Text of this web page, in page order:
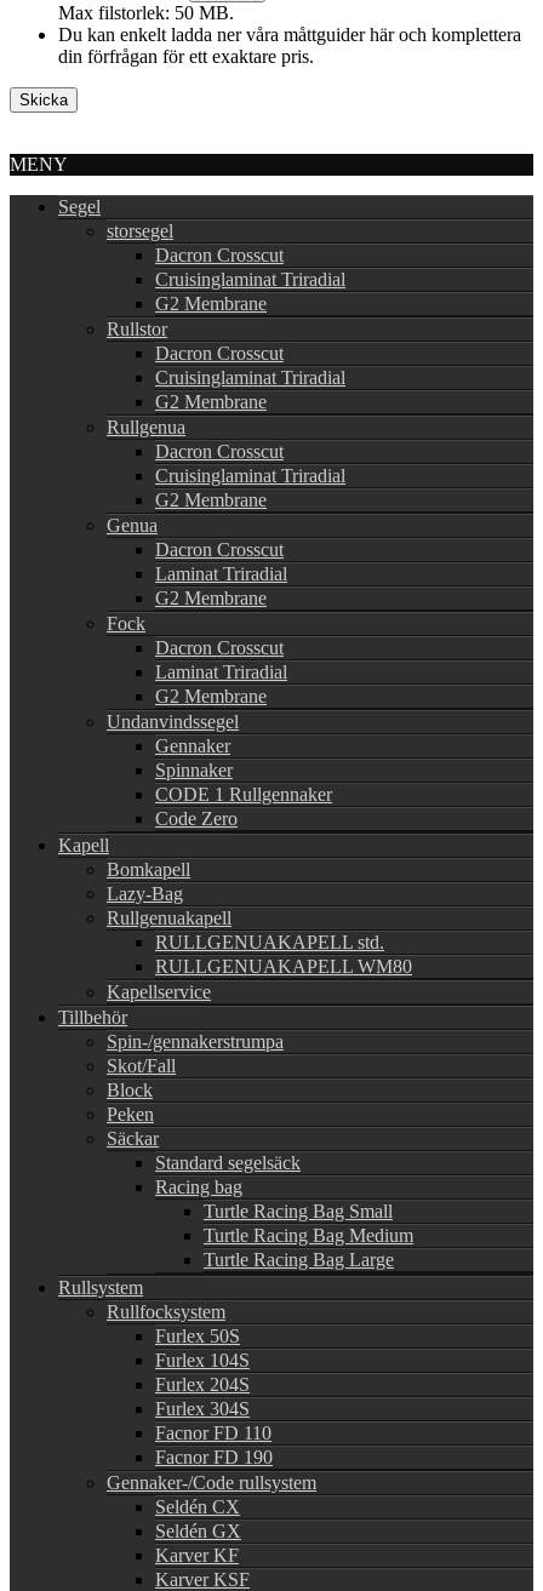
Max filstorlek: 50 MB.
Du kan enkelt ladda ner våra måttguider här och komplettera
din förfrågan för ett exaktare pris.
MENY
Segel
storsegel
Dacron Crosscut
Cruisinglaminat Triradial
G2 Membrane
Rullstor
Dacron Crosscut
Cruisinglaminat Triradial
G2 Membrane
Rullgenua
Dacron Crosscut
Cruisinglaminat Triradial
G2 Membrane
Genua
Dacron Crosscut
Laminat Triradial
G2 Membrane
Fock
Dacron Crosscut
Laminat Triradial
G2 Membrane
Undanvindssegel
Gennaker
Spinnaker
CODE 1 Rullgennaker
Code Zero
Kapell
Bomkapell
Lazy-Bag
Rullgenuakapell
RULLGENUAKAPELL std.
RULLGENUAKAPELL WM80
Kapellservice
Tillbehör
Spin-/gennakerstrumpa
Skot/Fall
Block
Peken
Säckar
Standard segelsäck
Racing bag
Turtle Racing Bag Small
Turtle Racing Bag Medium
Turtle Racing Bag Large
Rullsystem
Rullfocksystem
Furlex 50S
Furlex 104S
Furlex 204S
Furlex 304S
Facnor FD 110
Facnor FD 190
Gennaker-/Code rullsystem
Seldén CX
Seldén GX
Karver KF
Karver KSF